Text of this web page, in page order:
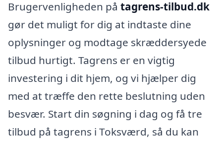
Brugervenligheden på tagrens-tilbud.dk
gør det muligt for dig at indtaste dine
oplysninger og modtage skræddersyede
tilbud hurtigt. Tagrens er en vigtig
investering i dit hjem, og vi hjælper dig
med at træffe den rette beslutning uden
besvær. Start din søgning i dag og få tre
tilbud på tagrens i Toksværd, så du kan